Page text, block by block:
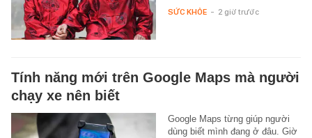
SỨC KHỎE - 2 giờ trước
Tính năng mới trên Google Maps mà người
chạy xe nên biết
Google Maps từng giúp người
dùng biết mình đang ở đâu. Giờ